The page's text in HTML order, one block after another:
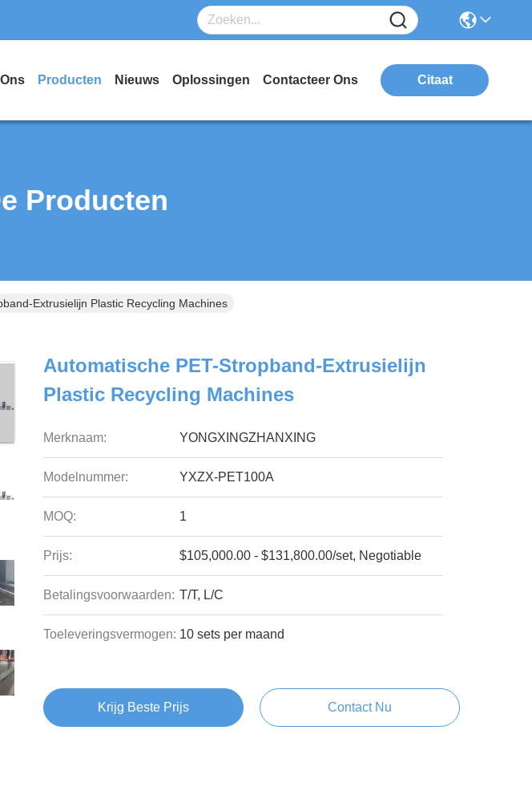
Producten Nieuws Oplossingen Contacteer Ons Citaat
Producten
Extrusielijn Plastic Recycling Machines
Automatische PET-Stropband-Extrusielijn
Plastic Recycling Machines
Merknaam: YONGXINGZHANXING
Modelnummer: YXZX-PET100A
MOQ: 1
Prijs: $105,000.00 - $131,800.00/set, Negotiable
Betalingsvoorwaarden: T/T, L/C
Toeleveringsvermogen: 10 sets per maand
Krijg Beste Prijs Contact Nu